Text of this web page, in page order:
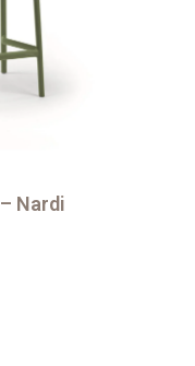
Nardi